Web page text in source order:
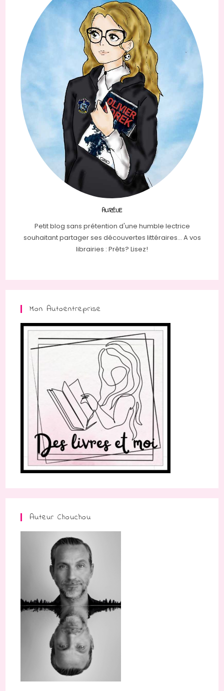
AURÉLIE
Petit blog sans prétention d'une humble lectrice
souhaitant partager ses découvertes littéraires... A vos
librairies : Prêts? Lisez!
Mon Autoentreprise
Auteur Chouchou